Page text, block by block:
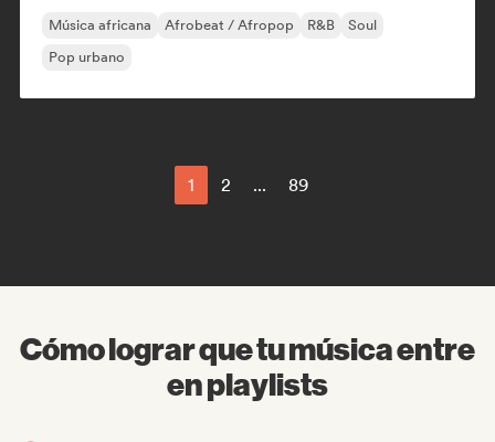
Música africana Afrobeat / Afropop R&B
Soul
Pop urbano
1 2 ... 89
Cómo lograr que tu música entre
en playlists